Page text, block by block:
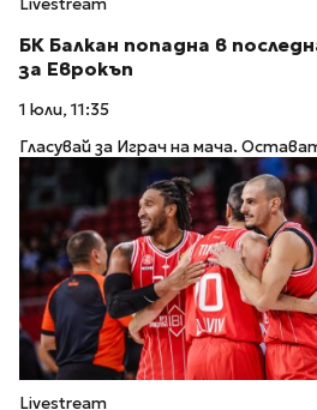
БК Балкан попадна в
за Еврокъп
1 юли, 11:35
Гласувай за Играч на мача.
Livestream